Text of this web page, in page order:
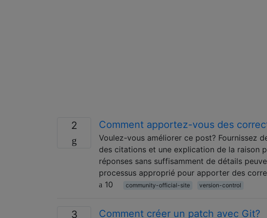
2 Comment apportez-vous des
Voulez-vous améliorer ce post? Fournissez
des citations et une explication de la raison
réponses sans suffisamment de détails
processus approprié pour apporter des
10
community-official-site version-control
3 Comment créer un patch avec Git?